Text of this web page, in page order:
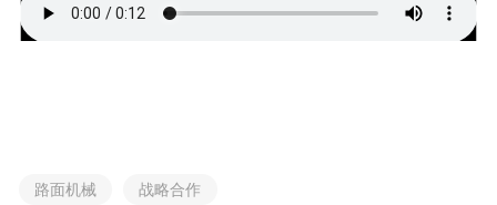
路面机械 战略合作